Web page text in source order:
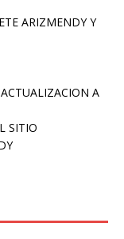
ARIZMENDY Y
A
SITIO